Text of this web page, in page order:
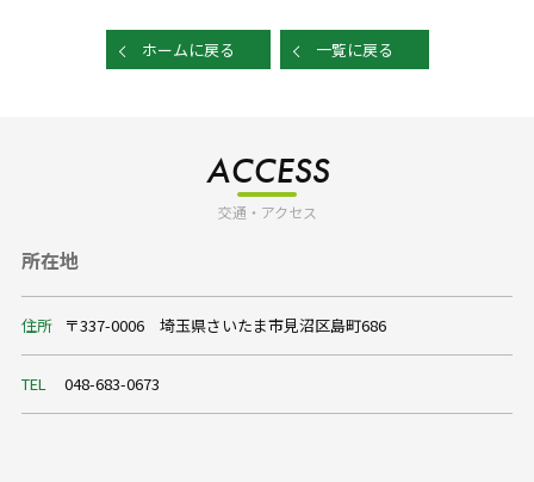
ホームに戻る 一覧に戻る
ACCESS
交通・アクセス
所在地
住所 〒337-0006 埼玉県さいたま市見沼区島町686
TEL 048-683-0673